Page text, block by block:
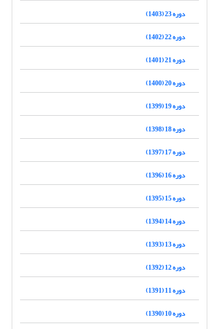
دوره 23 (1403)
دوره 22 (1402)
دوره 21 (1401)
دوره 20 (1400)
دوره 19 (1399)
دوره 18 (1398)
دوره 17 (1397)
دوره 16 (1396)
دوره 15 (1395)
دوره 14 (1394)
دوره 13 (1393)
دوره 12 (1392)
دوره 11 (1391)
دوره 10 (1390)